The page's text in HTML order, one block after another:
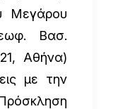
Μεγάρου
Βασ.
Αθήνα)
με την